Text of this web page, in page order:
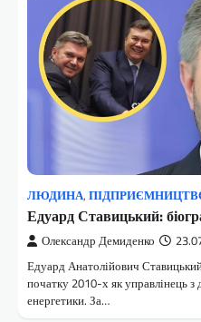
ЛЮДИНА,
Едуард Ставицький:
Олександр Демиденко
Едуард Анатолійович
початку 2010-х як управлінець з
енергетики. За…